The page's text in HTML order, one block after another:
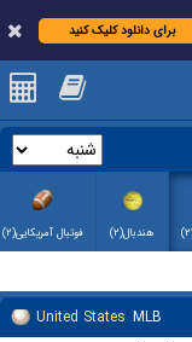
برای دانلود کلیک کنید
هندبال(۲) فوتبال آمریکایی(۲)
United States MLB